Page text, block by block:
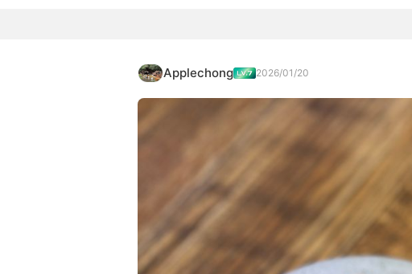
Applechong 2026/01/20